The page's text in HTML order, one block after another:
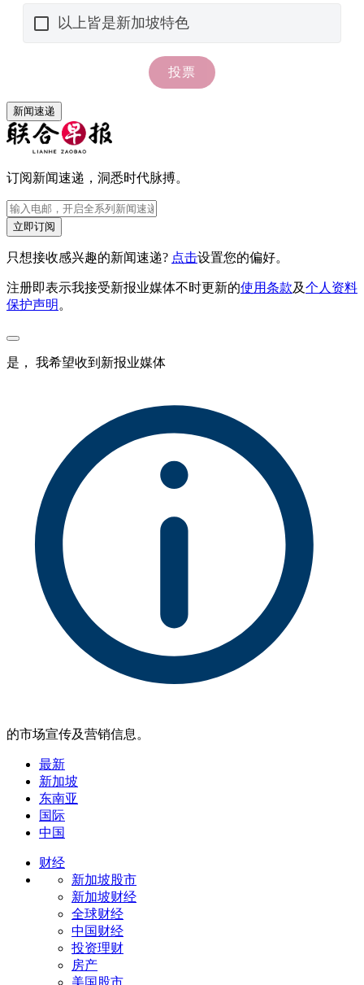
新闻速递
订阅新闻速递，洞悉时代脉搏。
立即订阅
只想接收感兴趣的新闻速递? 点击设置您的偏好。
注册即表示我接受新报业媒体不时更新的使用条款及个人资料
保护声明 。
是， 我希望收到新报业媒体
的市场宣传及营销信息。
最新
新加坡
东南亚
国际
中国
财经
新加坡股市
新加坡财经
全球财经
中国财经
投资理财
房产